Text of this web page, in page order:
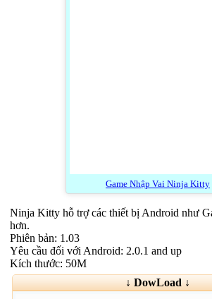
Game Nhập Vai Ninja Kitty
Ninja Kitty hỗ trợ các thiết bị Android như
hơn.
Phiên bản: 1.03
Yêu cầu đối với Android: 2.0.1 and up
Kích thước: 50M
↓ DowLoad ↓